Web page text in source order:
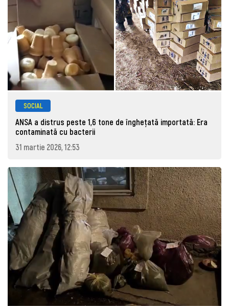
SOCIAL
ANSA a distrus peste 1,6 tone de înghețată importată: Era
contaminată cu bacterii
31 martie 2026, 12:53